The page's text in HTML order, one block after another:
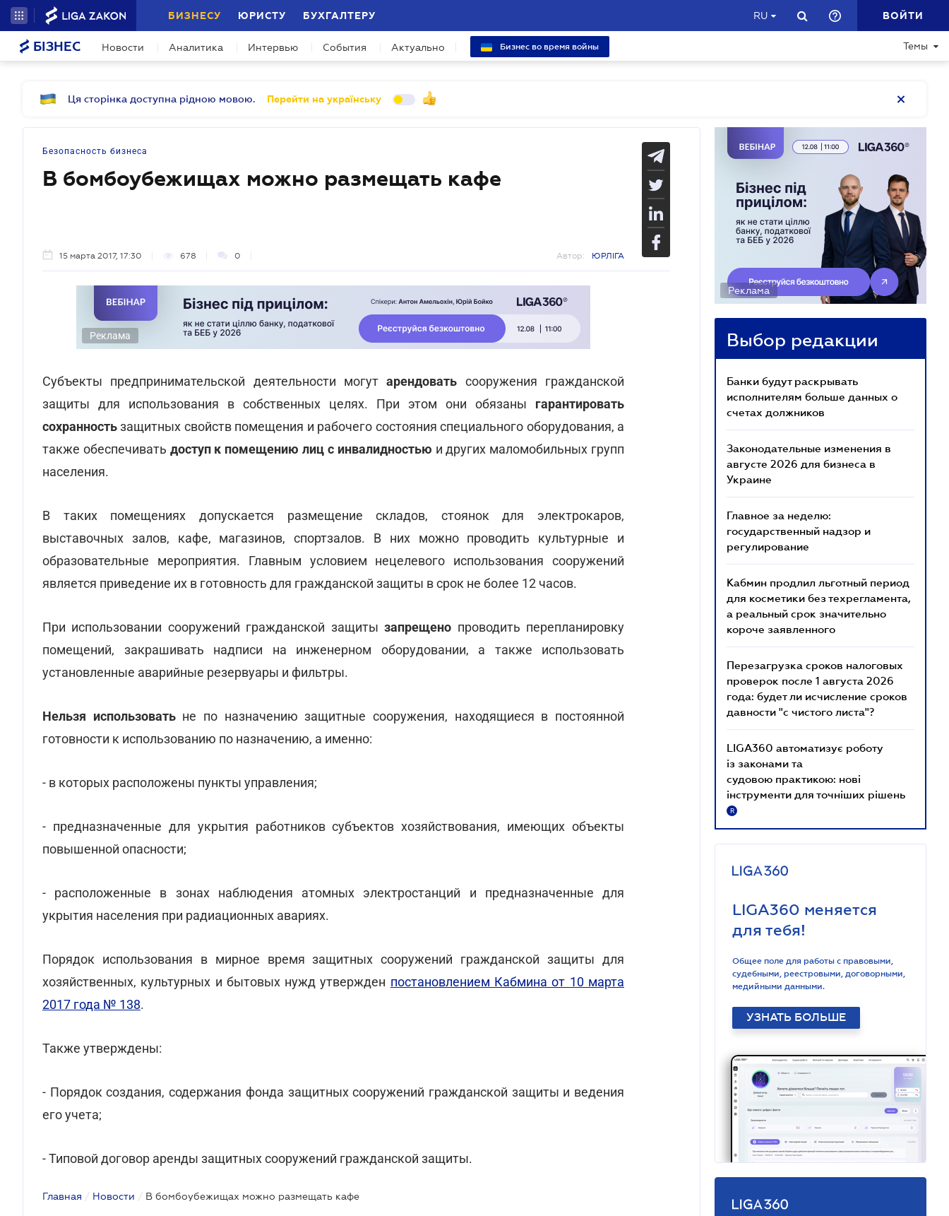
БИЗНЕСУ ЮРИСТУ БУХГАЛТЕРУ RU ВОЙТИ
БІЗНЕС Новости Аналитика Интервью События Актуально Бизнес во время войны Темы
Ця сторінка доступна рідною мовою. Перейти на українську
Безопасность бизнеса
В бомбоубежищах можно размещать кафе
15 марта 2017, 17:30 678 0 Автор: ЮРЛІГА
Реклама
Субъекты предпринимательской деятельности могутарендовать сооружения гражданской
защиты для использования в собственных целях. При этом они обязаны гарантировать
сохранностьзащитных свойств помещения и рабочего состояния специального оборудования, а
также обеспечивать доступ к помещению лиц с инвалидностью и других маломобильных групп
населения.
В таких помещениях допускается размещение складов, стоянок для электрокаров,
выставочных залов, кафе, магазинов, спортзалов. В них можно проводить культурные и
образовательные мероприятия. Главным условием нецелевого использования сооружений
является приведение их в готовность для гражданской защиты в срок не более 12 часов.
При использовании сооружений гражданской защитызапрещено проводить перепланировку
помещений, закрашивать надписи на инженерном оборудовании, а также использовать
установленные аварийные резервуары и фильтры.
Нельзя использоватьне по назначению защитные сооружения, находящиеся в постоянной
готовности к использованию по назначению, а именно:
- в которых расположены пункты управления;
- предназначенные для укрытия работников субъектов хозяйствования, имеющих объекты
повышенной опасности;
- расположенные в зонах наблюдения атомных электростанций и предназначенные для
укрытия населения при радиационных авариях.
Порядок использования в мирное время защитных сооружений гражданской защиты для
хозяйственных, культурных и бытовых нужд утвержден постановлением Кабмина от 10 марта
2017 года № 138.
Также утверждены:
- Порядок создания, содержания фонда защитных сооружений гражданской защиты и ведения
его учета;
- Типовой договор аренды защитных сооружений гражданской защиты.
Главная / Новости / В бомбоубежищах можно размещать кафе
Реклама
Выбор редакции
Банки будут раскрывать
исполнителям больше данных о
счетах должников
Законодательные изменения в
августе 2026 для бизнеса в
Украине
Главное за неделю:
государственный надзор и
регулирование
Кабмин продлил льготный период
для косметики без техрегламента,
а реальный срок значительно
короче заявленного
Перезагрузка сроков налоговых
проверок после 1 августа 2026
года: будет ли исчисление сроков
давности "с чистого листа"?
LIGA360 автоматизує роботу
із законами та
судовою практикою: нові
інструменти для точніших рішень
R
LIGA360 меняется
для тебя!
Общее поле для работы с правовыми,
судебными, реестровыми, договорными,
медийными данными.
УЗНАТЬ БОЛЬШЕ